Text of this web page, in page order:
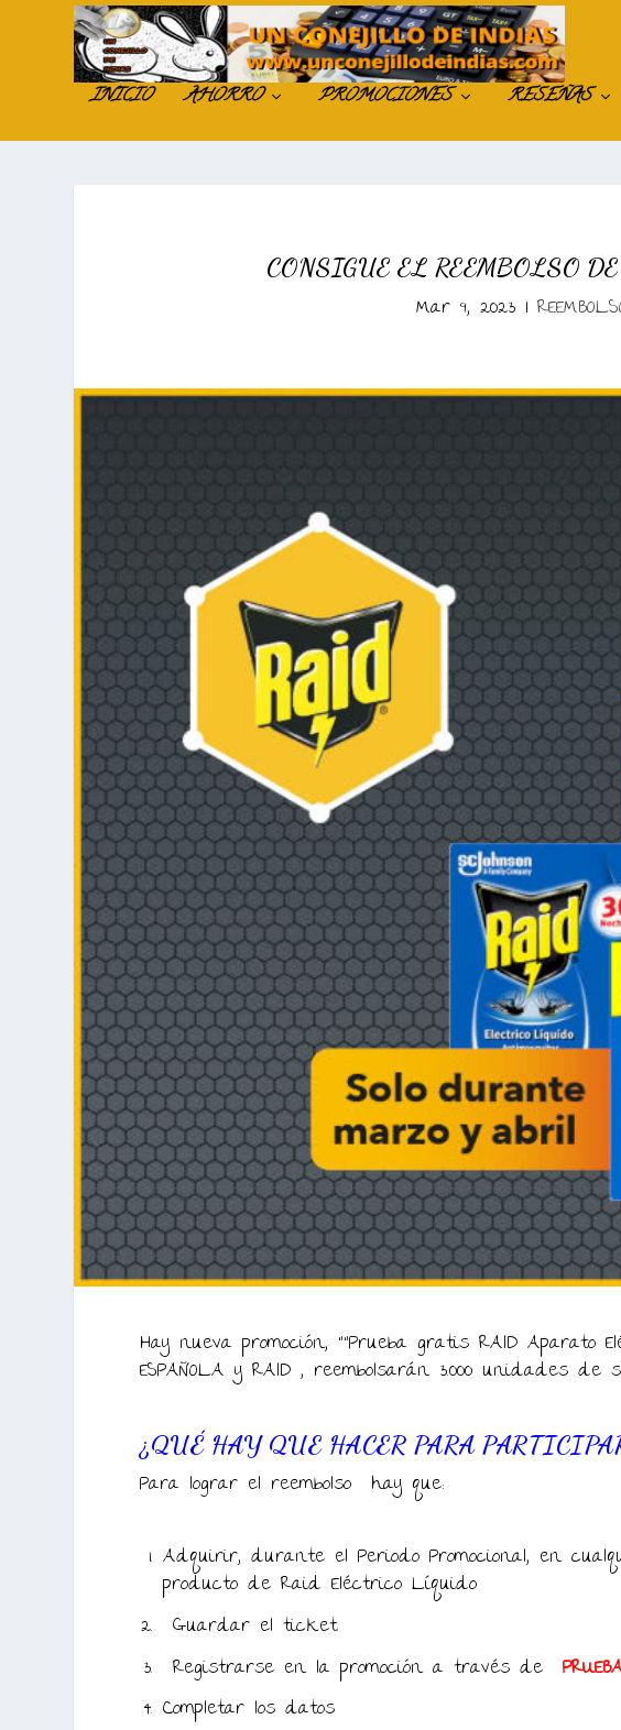
INICIO AHORRO PROMOCIONES RESEÑAS
CONSIGUE EL REEMBOLSO
Mar 9, 2023 |
Hay nueva promoción, ““Prueba gratis RAID Aparato
ESPAÑOLA y RAID , reembolsarán 3.000 unidades
¿QUÉ HAY QUE HACER PARA PARTICIPA
Para lograr el reembolso hay que:
Adquirir, durante el Periodo Promocional, en
producto de Raid Eléctrico Líquido
Guardar el ticket.
Registrarse en la promoción a través de
Completar los datos